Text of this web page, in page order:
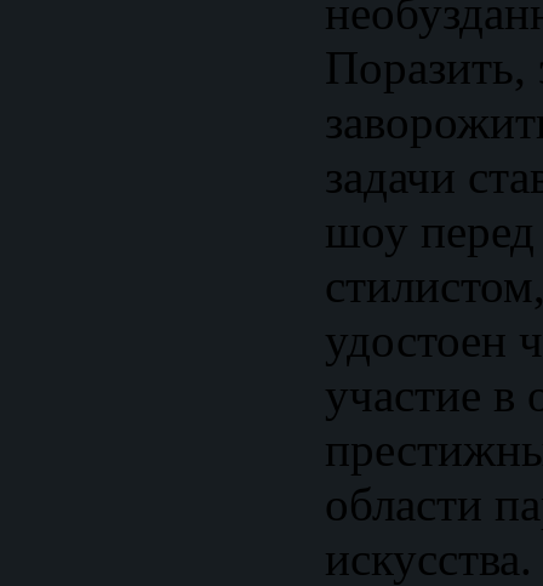
Поразить,
задачи
шоу
удостоен
участие в
области
искусства.